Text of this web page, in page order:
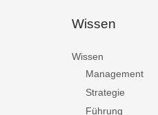
Wissen
Wissen
Management
Strategie
Führung